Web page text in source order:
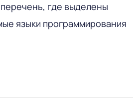
где выделены
языки программирования